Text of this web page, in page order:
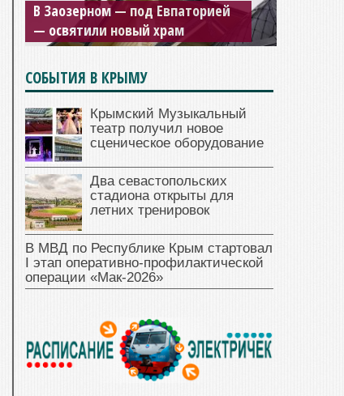
В Заозерном — под Евпаторией
— освятили новый храм
СОБЫТИЯ В КРЫМУ
Крымский Музыкальный
театр получил новое
сценическое оборудование
Два севастопольских
стадиона открыты для
летних тренировок
В МВД по Республике Крым стартовал
I этап оперативно‑профилактической
операции «Мак‑2026»